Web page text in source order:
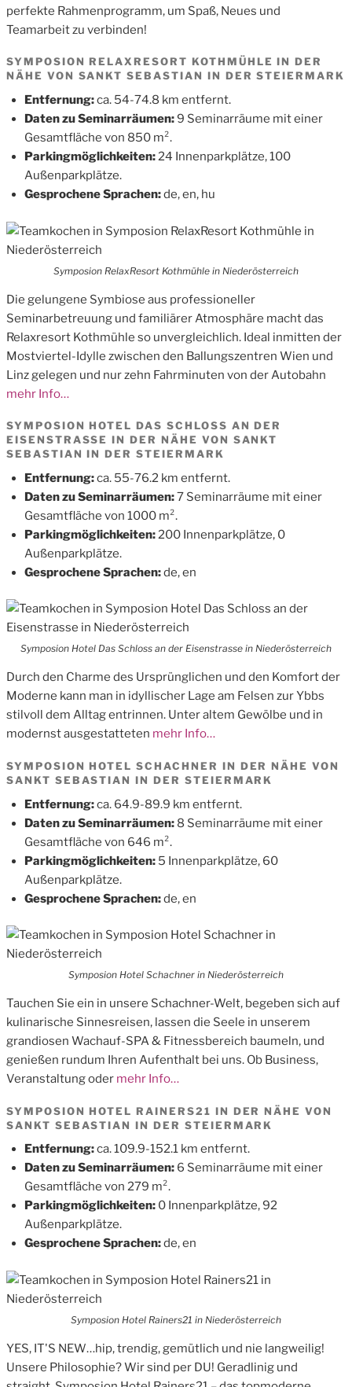
perfekte Rahmenprogramm, um Spaß, Neues und
Teamarbeit zu verbinden!
SYMPOSION RELAXRESORT KOTHMÜHLE IN DER
NÄHE VON SANKT SEBASTIAN IN DER STEIERMARK
Entfernung:ca. 54-74.8 km entfernt.
Daten zu Seminarräumen:9 Seminarräume mit einer
Gesamtfläche von 850 m².
Parkingmöglichkeiten:24 Innenparkplätze, 100
Außenparkplätze.
Gesprochene Sprachen:de, en, hu
Symposion RelaxResort Kothmühle in Niederösterreich
Die gelungene Symbiose aus professioneller
Seminarbetreuung und familiärer Atmosphäre macht das
Relaxresort Kothmühle so unvergleichlich. Ideal inmitten der
Mostviertel-Idylle zwischen den Ballungszentren Wien und
Linz gelegen und nur zehn Fahrminuten von der Autobahn
mehr Info…
SYMPOSION HOTEL DAS SCHLOSS AN DER
EISENSTRASSE IN DER NÄHE VON SANKT
SEBASTIAN IN DER STEIERMARK
Entfernung:ca. 55-76.2 km entfernt.
Daten zu Seminarräumen:7 Seminarräume mit einer
Gesamtfläche von 1000 m².
Parkingmöglichkeiten:200 Innenparkplätze, 0
Außenparkplätze.
Gesprochene Sprachen:de, en
Symposion Hotel Das Schloss an der Eisenstrasse in Niederösterreich
Durch den Charme des Ursprünglichen und den Komfort der
Moderne kann man in idyllischer Lage am Felsen zur Ybbs
stilvoll dem Alltag entrinnen. Unter altem Gewölbe und in
modernst ausgestatteten mehr Info…
SYMPOSION HOTEL SCHACHNER IN DER NÄHE VON
SANKT SEBASTIAN IN DER STEIERMARK
Entfernung:ca. 64.9-89.9 km entfernt.
Daten zu Seminarräumen: 8 Seminarräume mit einer
Gesamtfläche von 646 m².
Parkingmöglichkeiten: 5 Innenparkplätze, 60
Außenparkplätze.
Gesprochene Sprachen:de, en
Symposion Hotel Schachner in Niederösterreich
Tauchen Sie ein in unsere Schachner-Welt, begeben sich auf
kulinarische Sinnesreisen, lassen die Seele in unserem
grandiosen Wachauf-SPA & Fitnessbereich baumeln, und
genießen rundum Ihren Aufenthalt bei uns. Ob Business,
Veranstaltung oder mehr Info…
SYMPOSION HOTEL RAINERS21 IN DER NÄHE VON
SANKT SEBASTIAN IN DER STEIERMARK
Entfernung:ca. 109.9-152.1 km entfernt.
Daten zu Seminarräumen: 6 Seminarräume mit einer
Gesamtfläche von 279 m².
Parkingmöglichkeiten: 0 Innenparkplätze, 92
Außenparkplätze.
Gesprochene Sprachen:de, en
Symposion Hotel Rainers21 in Niederösterreich
YES, IT'S NEW…hip, trendig, gemütlich und nie langweilig!
Unsere Philosophie? Wir sind per DU! Geradlinig und